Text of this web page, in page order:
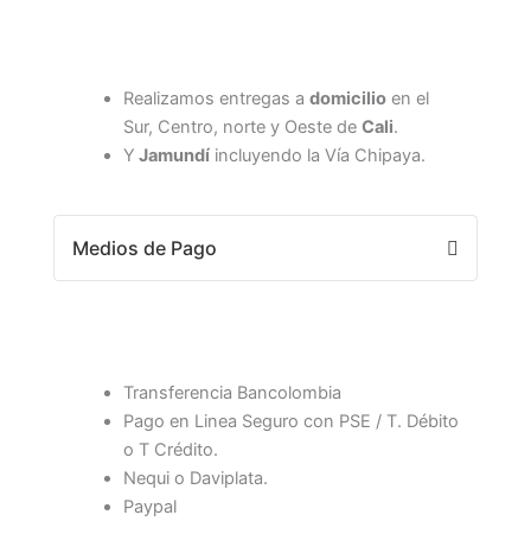
Realizamos entregas a domicilioen el
Sur, Centro, norte y Oeste de Cali.
Y Jamundíincluyendo la Vía Chipaya.
Medios de Pago
Transferencia Bancolombia
Pago en Linea Seguro con PSE / T. Débito
o T Crédito.
Nequi o Daviplata.
Paypal